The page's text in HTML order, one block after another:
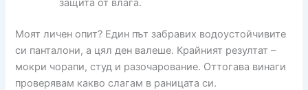
защита от влага.
Моят личен опит? Един път забравих водоустойчивите
си панталони, а цял ден валеше. Крайният резултат –
мокри чорапи, студ и разочарование. Оттогава винаги
проверявам какво слагам в раницата си.